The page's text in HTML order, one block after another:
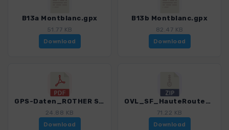
B13a Montblanc.gpx
51.77 KB
Download
B13b Montblanc.gpx
82.47 KB
Download
GPS-Daten_ROTHER Skitourenfuehrer Haute Route_Hinweise_5919_2.pdf
24.88 KB
Download
OVL_SF_HauteRoute_5919_2.zip
71.22 KB
Download